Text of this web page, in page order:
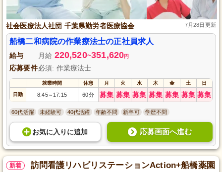
社会医療法人社団 千葉県勤労者医療協会 7月28日更新
船橋二和病院の作業療法士の正社員求人
給与 月給 220,520~351,620円
応募要件必須: 作業療法士
就業時間 休憩 月 火 水 木 金 土 日
日勤 8:45～ 17:15 60分 募集 募集 募集 募集 募集 募集 募集
60代活躍 未経験可 40代活躍 年齢不問 新卒可 学歴不問
お気に入り に追加 応募画面へ進む
新着
訪問看護リハビリステーションAction+船橋薬園